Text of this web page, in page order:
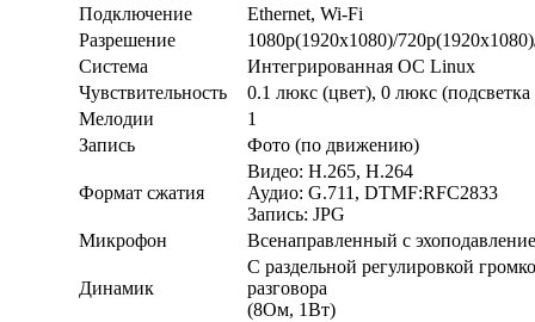
Подключение
Ethernet, Wi-Fi
Разрешение
1080p(1920x1080)/
Система
Интегрированная OC Linux
Чувствительность
0.1 люкс (цвет), 0 люкс (подсветка
Мелодии
1
Запись
Фото (по движению)
Формат сжатия
Видео: H.265, H.264
Аудио: G.711, DTMF:RFC2833
Запись: JPG
Микрофон
Всенаправленный с
Динамик
С раздельной регулировкой
разговора
(8Ом, 1Вт)